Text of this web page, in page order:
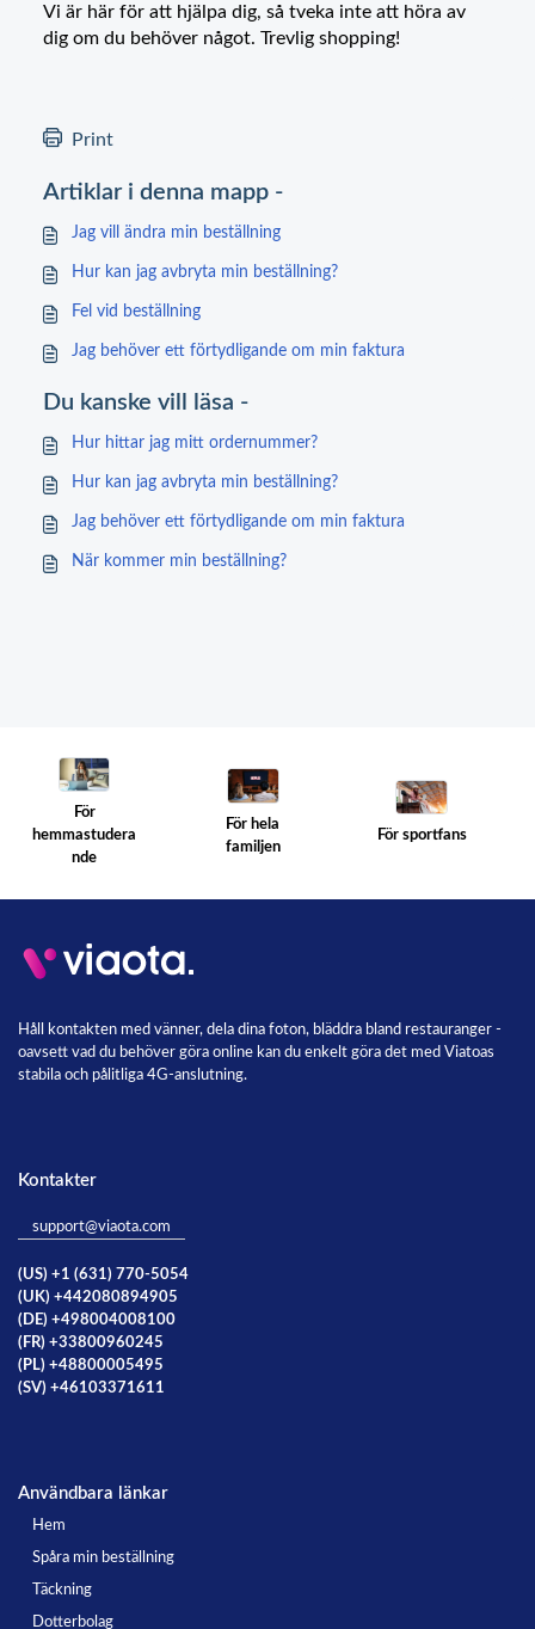
Vi är här för att hjälpa dig, så tveka inte att höra av
dig om du behöver något. Trevlig shopping!
Print
Artiklar i denna mapp -
Jag vill ändra min beställning
Hur kan jag avbryta min beställning?
Fel vid beställning
Jag behöver ett förtydligande om min faktura
Du kanske vill läsa -
Hur hittar jag mitt ordernummer?
Hur kan jag avbryta min beställning?
Jag behöver ett förtydligande om min faktura
När kommer min beställning?
För
hemmastudera
nde
För hela
familjen
För sportfans
Håll kontakten med vänner, dela dina foton, bläddra bland restauranger -
oavsett vad du behöver göra online kan du enkelt göra det med Viatoas
stabila och pålitliga 4G-anslutning.
Kontakter
support@viaota.com
(US) +1 (631) 770-5054
(UK) +442080894905
(DE) +498004008100
(FR) +33800960245
(PL) +48800005495
(SV) +46103371611
Användbara länkar
Hem
Spåra min beställning
Täckning
Dotterbolag